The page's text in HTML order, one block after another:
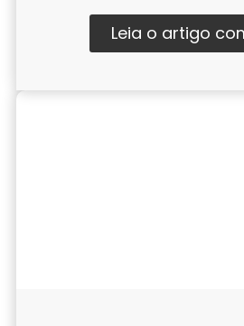
Leia o artigo